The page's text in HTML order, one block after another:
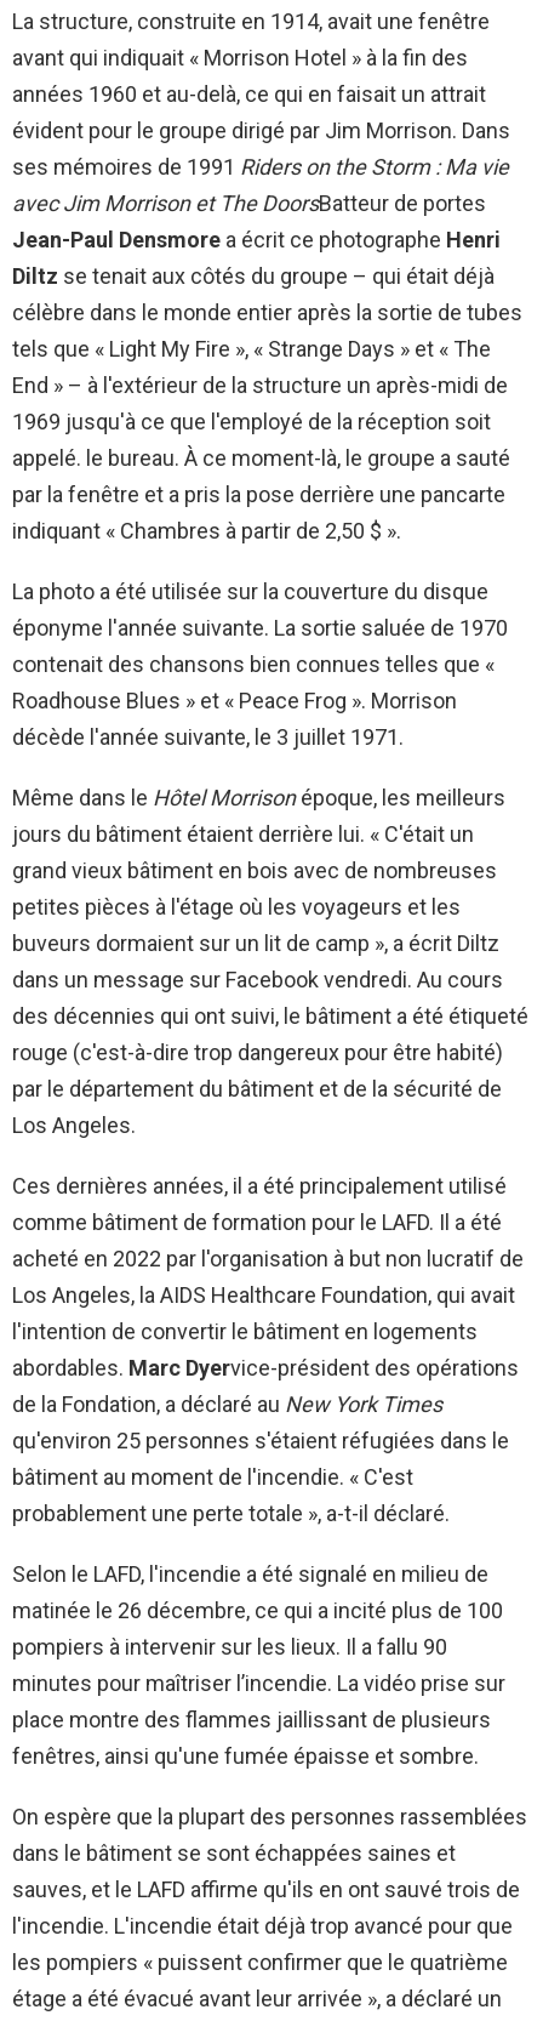
La structure, construite en 1914, avait une fenêtre
avant qui indiquait « Morrison Hotel » à la fin des
années 1960 et au-delà, ce qui en faisait un attrait
évident pour le groupe dirigé par Jim Morrison. Dans
ses mémoires de 1991 Riders on the Storm : Ma vie
avec Jim Morrison et The DoorsBatteur de portes
Jean-Paul Densmore a écrit ce photographe Henri
Diltz se tenait aux côtés du groupe – qui était déjà
célèbre dans le monde entier après la sortie de tubes
tels que « Light My Fire », « Strange Days » et « The
End » – à l'extérieur de la structure un après-midi de
1969 jusqu'à ce que l'employé de la réception soit
appelé. le bureau. À ce moment-là, le groupe a sauté
par la fenêtre et a pris la pose derrière une pancarte
indiquant « Chambres à partir de 2,50 $ ».
La photo a été utilisée sur la couverture du disque
éponyme l'année suivante. La sortie saluée de 1970
contenait des chansons bien connues telles que «
Roadhouse Blues » et « Peace Frog ». Morrison
décède l'année suivante, le 3 juillet 1971.
Même dans le Hôtel Morrisonépoque, les meilleurs
jours du bâtiment étaient derrière lui. « C'était un
grand vieux bâtiment en bois avec de nombreuses
petites pièces à l'étage où les voyageurs et les
buveurs dormaient sur un lit de camp », a écrit Diltz
dans un message sur Facebook vendredi. Au cours
des décennies qui ont suivi, le bâtiment a été étiqueté
rouge (c'est-à-dire trop dangereux pour être habité)
par le département du bâtiment et de la sécurité de
Los Angeles.
Ces dernières années, il a été principalement utilisé
comme bâtiment de formation pour le LAFD. Il a été
acheté en 2022 par l'organisation à but non lucratif de
Los Angeles, la AIDS Healthcare Foundation, qui avait
l'intention de convertir le bâtiment en logements
abordables. Marc Dyervice-président des opérations
de la Fondation, a déclaré au New York Times
qu'environ 25 personnes s'étaient réfugiées dans le
bâtiment au moment de l'incendie. « C'est
probablement une perte totale », a-t-il déclaré.
Selon le LAFD, l'incendie a été signalé en milieu de
matinée le 26 décembre, ce qui a incité plus de 100
pompiers à intervenir sur les lieux. Il a fallu 90
minutes pour maîtriser l’incendie. La vidéo prise sur
place montre des flammes jaillissant de plusieurs
fenêtres, ainsi qu'une fumée épaisse et sombre.
On espère que la plupart des personnes rassemblées
dans le bâtiment se sont échappées saines et
sauves, et le LAFD affirme qu'ils en ont sauvé trois de
l'incendie. L'incendie était déjà trop avancé pour que
les pompiers « puissent confirmer que le quatrième
étage a été évacué avant leur arrivée », a déclaré un